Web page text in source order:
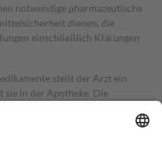
notwendige pharmazeutische
dienen, die
einschließlich Klärungen
stellt der Arzt ein
sie in der Apotheke. Die
einen Teil davon als Zuzahlung